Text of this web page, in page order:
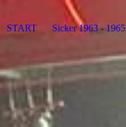
START Sicker 1963 - 1965